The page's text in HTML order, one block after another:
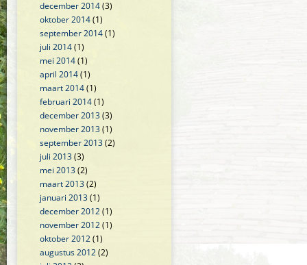
december 2014(3)
oktober 2014(1)
september 2014(1)
juli 2014(1)
mei 2014(1)
april 2014(1)
maart 2014(1)
februari 2014(1)
december 2013(3)
november 2013(1)
september 2013(2)
juli 2013(3)
mei 2013(2)
maart 2013(2)
januari 2013(1)
december 2012(1)
november 2012(1)
oktober 2012(1)
augustus 2012(2)